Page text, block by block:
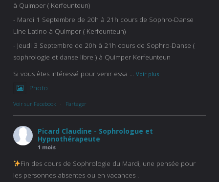
à Quimper ( Kerfeunteun)
- Mardi 1 Septembre de 20h à 21h cours de Sophro-Danse
Line Latino à Quimper ( Kerfeunteun)
- Jeudi 3 Septembre de 20h à 21h cours de Sophro-Danse (
sophrologie et danse libre ) à Quimper Kerfeunteun
Si vous êtes intéressé pour venir essa ... Voir plus
Photo
Voir sur Facebook · Partager
Picard Claudine - Sophrologue et
Hypnothérapeute
1 mois
Fin des cours de Sophrologie du Mardi, une pensée pour
les personnes absentes ou en vacances .